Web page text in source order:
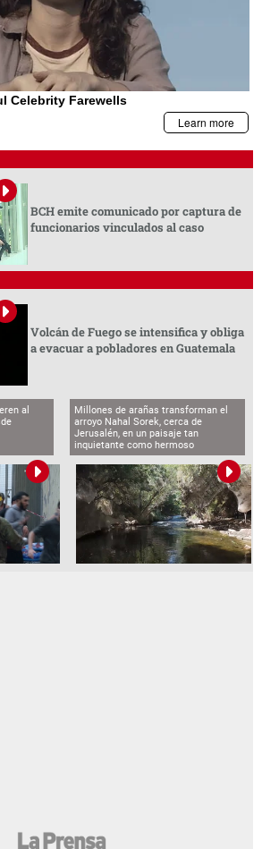
BCH emite comunicado por captura de
funcionarios vinculados al caso
Volcán de Fuego se intensifica y obliga
a evacuar a pobladores en Guatemala
al
Millones de arañas transforman el
arroyo Nahal Sorek, cerca de
Jerusalén, en un paisaje tan
inquietante como hermoso